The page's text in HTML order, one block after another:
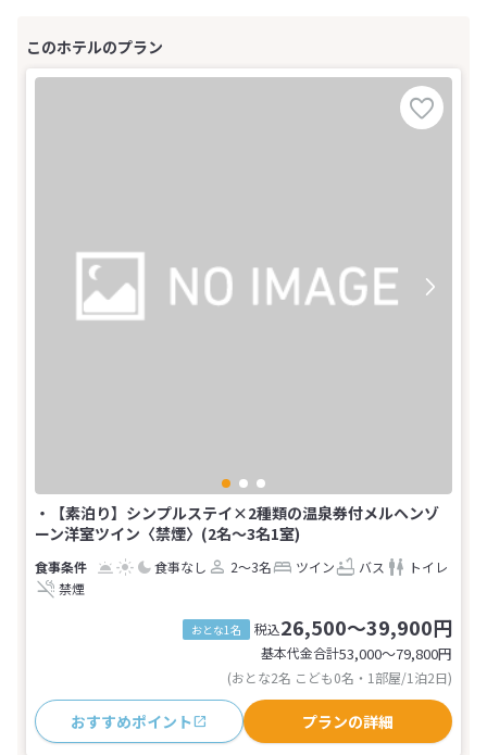
・【素泊り】シンプルステイ×2種類の温泉券付メルヘンゾ
ーン洋室ツイン〈禁煙〉(2名～3名1室)
食事なし 2～3名 ツイン バス
トイレ
禁煙
おとな1名 税込26,500～39,900円
基本代金合計53,000〜79,800円
(おとな2名 こども0名・1部屋/1泊2日)
おすすめポイント プランの詳細